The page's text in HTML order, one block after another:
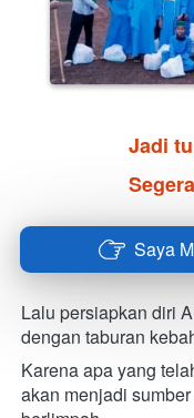
Jadi
` Saya
Lalu persiapkan diri
dengan taburan
Karena apa yang
akan menjadi